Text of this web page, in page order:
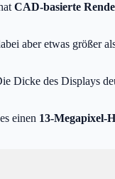
CAD-basierte
aber etwas größer
Dicke des Displays
einen 13-Megapixel-